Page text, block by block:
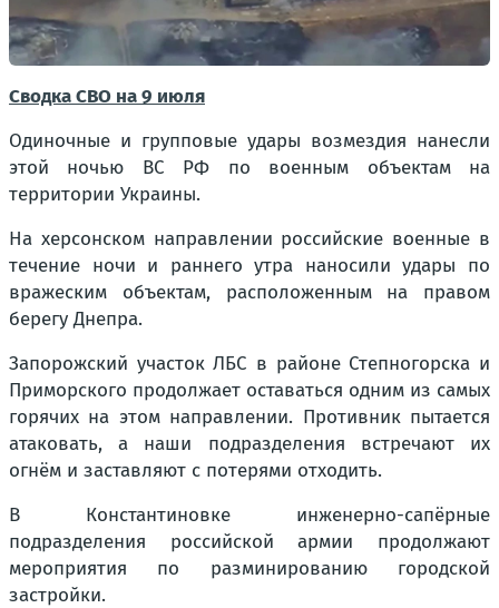
Сводка СВО на 9 июля
Одиночные и групповые удары возмездия нанесли
этой ночью ВС РФ по военным объектам на
территории Украины.
На херсонском направлении российские военные в
течение ночи и раннего утра наносили удары по
вражеским объектам, расположенным на правом
берегу Днепра.
Запорожский участок ЛБС в районе Степногорска и
Приморского продолжает оставаться одним из самых
горячих на этом направлении. Противник пытается
атаковать, а наши подразделения встречают их
огнём и заставляют с потерями отходить.
В Константиновке инженерно-сапёрные
подразделения российской армии продолжают
мероприятия по разминированию городской
застройки.